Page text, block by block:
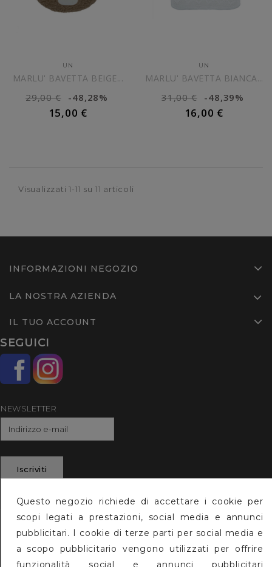
UN
MARLU' BAVETTA BEIGE...
29,00 € -48,28%
15,00 €
AGGIUNGI AL CARRELLO
UN
MARLU' BAVETTA BIANCA CON...
31,00 € -48,39%
16,00 €
AGGIUNGI AL CARRELLO
Visualizzati 1-11 su 11 articoli
INFORMAZIONI NEGOZIO
LA NOSTRA AZIENDA
IL TUO ACCOUNT
SEGUICI
NEWSLETTER
Iscriviti
Questo negozio richiede di accettare i cookie per
scopi legati a prestazioni, social media e annunci
pubblicitari. I cookie di terze parti per social media e
a scopo pubblicitario vengono utilizzati per offrire
funzionalità social e annunci pubblicitari